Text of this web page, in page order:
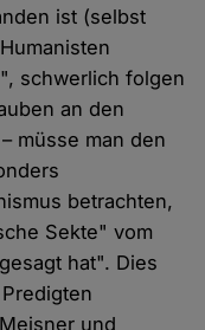
ist (selbst
schwerlich folgen
an den
müsse man den
betrachten,
Sekte" vom
hat". Dies
und